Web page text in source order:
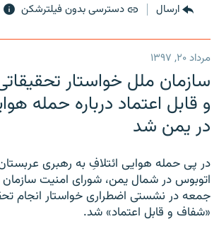
ارسال دسترسی بدون فیلترشکن
مرداد ۲۰, ۱۳۹۷
سازمان ملل خواستار
و قابل اعتماد درباره حمله
در یمن شد
در پی حمله هوایی ائتلافِ به رهبری
اتوبوس در شمال یمن، شورای امنیت
جمعه در نشستی اضطراری خواستار انجام
«شفاف و قابل اعتماد» شد.